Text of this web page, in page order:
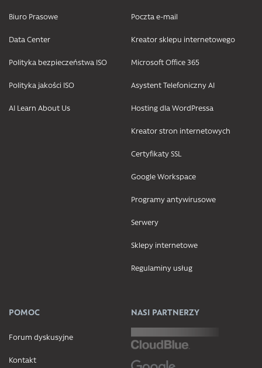
Biuro Prasowe
Data Center
Polityka bezpieczeństwa ISO
Polityka jakości ISO
AI Learn About Us
Poczta e-mail
Kreator sklepu internetowego
Microsoft Office 365
Asystent Telefoniczny AI
Hosting dla WordPressa
Kreator stron internetowych
Certyfikaty SSL
Google Workspace
Programy antywirusowe
Serwery
Sklepy internetowe
Regulaminy usług
POMOC
Forum dyskusyjne
Kontakt
NASI PARTNERZY